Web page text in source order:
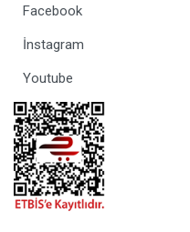
Facebook
İnstagram
Youtube